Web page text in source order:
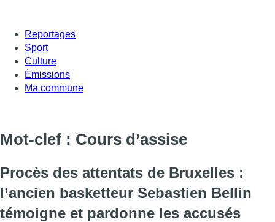
Reportages
Sport
Culture
Émissions
Ma commune
Mot-clef : Cours d’assise
Procès des attentats de Bruxelles :
l’ancien basketteur Sebastien Bellin
témoigne et pardonne les accusés